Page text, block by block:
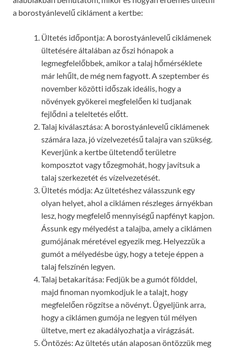
a borostyánlevelű cikláment a kertbe:
Ültetés időpontja: A borostyánlevelű ciklámenek
ültetésére általában az őszi hónapok a
legmegfelelőbbek, amikor a talaj hőmérséklete
már lehűlt, de még nem fagyott. A szeptember és
november közötti időszak ideális, hogy a
növények gyökerei megfelelően ki tudjanak
fejlődni a teleltetés előtt.
Talaj kiválasztása: A borostyánlevelű ciklámenek
számára laza, jó vízelvezetésű talajra van szükség.
Keverjünk a kertbe ültetendő területre
komposztot vagy tőzegmohát, hogy javítsuk a
talaj szerkezetét és vízelvezetését.
Ültetés módja: Az ültetéshez válasszunk egy
olyan helyet, ahol a ciklámen részleges árnyékban
lesz, hogy megfelelő mennyiségű napfényt kapjon.
Ássunk egy mélyedést a talajba, amely a ciklámen
gumójának méretével egyezik meg. Helyezzük a
gumót a mélyedésbe úgy, hogy a teteje éppen a
talaj felszínén legyen.
Talaj betakarítása: Fedjük be a gumót földdel,
majd finoman nyomkodjuk le a talajt, hogy
megfelelően rögzítse a növényt. Ügyeljünk arra,
hogy a ciklámen gumója ne legyen túl mélyen
ültetve, mert ez akadályozhatja a virágzását.
Öntözés: Az ültetés után alaposan öntözzük meg